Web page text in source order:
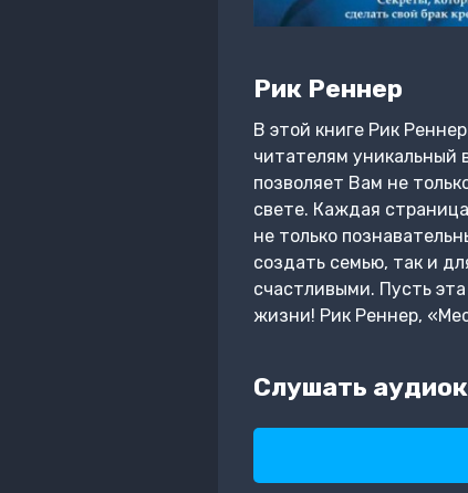
Рик Реннер
В этой книге Рик
читателям уникальный
позволяет Вам не
свете. Каждая
не только
создать семью, так и
счастливыми. Пусть
жизни! Рик Реннер,
Слушать